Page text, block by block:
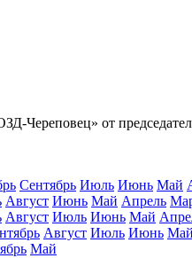
от
Сентябрь Июль Июнь Май
Август Июнь Май Апрель
Август Июль Июнь Май
Август Июль Июнь Май
Май